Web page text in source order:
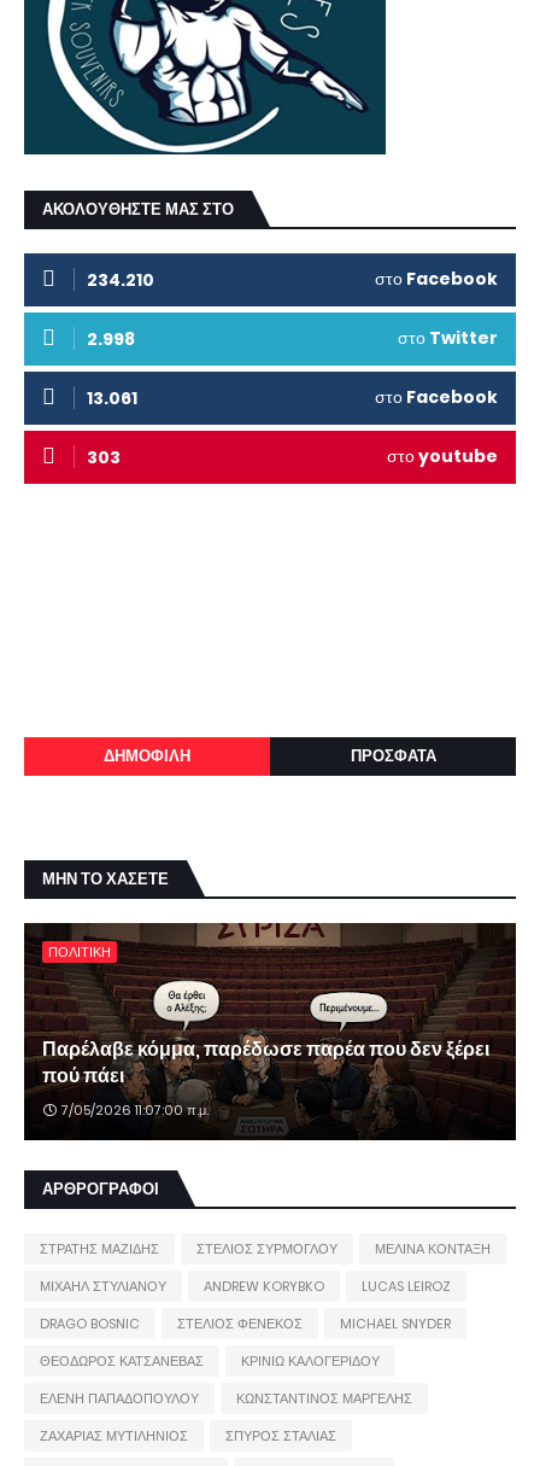
ΑΚΟΛΟΥΘΗΣΤΕ ΜΑΣ ΣΤΟ
234.210 στο Facebook
2.998 στο Twitter
13.061 στο Facebook
303 στοyoutube
ΔΗΜΟΦΙΛΗ ΠΡΟΣΦΑΤΑ
ΜΗΝ ΤΟ ΧΑΣΕΤΕ
ΠΟΛΙΤΙΚΗ
Παρέλαβε κόμμα, παρέδωσε παρέα που δεν ξέρει
πού πάει
7/05/2026 11:07:00 π.μ.
ΑΡΘΡΟΓΡΑΦΟΙ
ΣΤΡΑΤΗΣ ΜΑΖΙΔΗΣ ΣΤΕΛΙΟΣ ΣΥΡΜΟΓΛΟΥ
ΜΕΛΙΝΑ ΚΟΝΤΑΞΗ
ΜΙΧΑΗΛ ΣΤΥΛΙΑΝΟΥ
ANDREW KORYBKO
LUCAS LEIROZ
DRAGO BOSNIC
ΣΤΕΛΙΟΣ ΦΕΝΕΚΟΣ
MICHAEL SNYDER
ΘΕΟΔΩΡΟΣ ΚΑΤΣΑΝΕΒΑΣ
ΚΡΙΝΙΩ ΚΑΛΟΓΕΡΙΔΟΥ
ΕΛΕΝΗ ΠΑΠΑΔΟΠΟΥΛΟΥ
ΚΩΝΣΤΑΝΤΙΝΟΣ ΜΑΡΓΕΛΗΣ
ΖΑΧΑΡΙΑΣ ΜΥΤΙΛΗΝΙΟΣ
ΣΠΥΡΟΣ ΣΤΑΛΙΑΣ